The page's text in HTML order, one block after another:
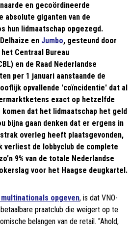
en gecoördineerde
absolute giganten van de
hun lidmaatschap opgezegd.
en Jumbo, gesteund door
Centraal Bureau
en de Raad Nederlandse
per 1 januari aanstaande de
opvallende 'coïncidentie' dat al
exact op hetzelfde
dat het lidmaatschap het geld
bijna gaan denken dat er ergens in
overleg heeft plaatsgevonden,
de lobbyclub de complete
9% van de totale Nederlandse
voor het Haagse deugkartel.
opgeven, is dat VNO-
praatclub die weigert op te
belangen van de retail. "Ahold,